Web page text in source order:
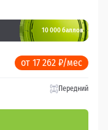
10 000 баллов
от 17 262 ₽/мес
Передний